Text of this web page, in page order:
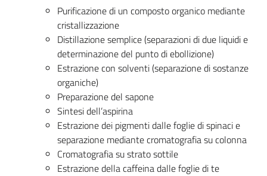
Purificazione di un composto organico mediante
cristallizzazione
Distillazione semplice (separazioni di due liquidi e
determinazione del punto di ebollizione)
Estrazione con solventi (separazione di sostanze
organiche)
Preparazione del sapone
Sintesi dell’aspirina
Estrazione dei pigmenti dalle foglie di spinaci e
separazione mediante cromatografia su colonna
Cromatografia su strato sottile
Estrazione della caffeina dalle foglie di te